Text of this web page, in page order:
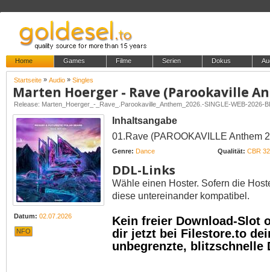
Home Games Filme Serien Dokus
Startseite » Audio » Singles
Marten Hoerger - Rave (Parookaville
Release: Marten_Hoerger_-_Rave_.Parookaville_Anthem_2026.-SINGLE-WEB-2026-
Datum: 02.07.2026
NFO
Inhaltsangabe
01.Rave (PAROOKAVILLE Anthem
Genre: Dance Qualität: CBR
DDL-Links
Wähle einen Hoster. Sofern die
diese untereinander kompatibel.
Kein freier Download-Slot
dir jetzt bei Filestore.to
unbegrenzte, blitzschnelle